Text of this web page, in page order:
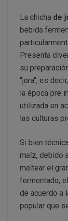
La chicha de
bebida
Presenta
su
"jora", es
la época pre
utilizada en
las culturas
Si bien
maíz, debido
maltear el
fermentado,
de acuerdo a
popular que
Difundir
del
Introducir
interrumpir
lógicos de
al sitio
¿Con qué
se
nuevos
derecho
Todo ello
cuales le
Una vez
Usuario